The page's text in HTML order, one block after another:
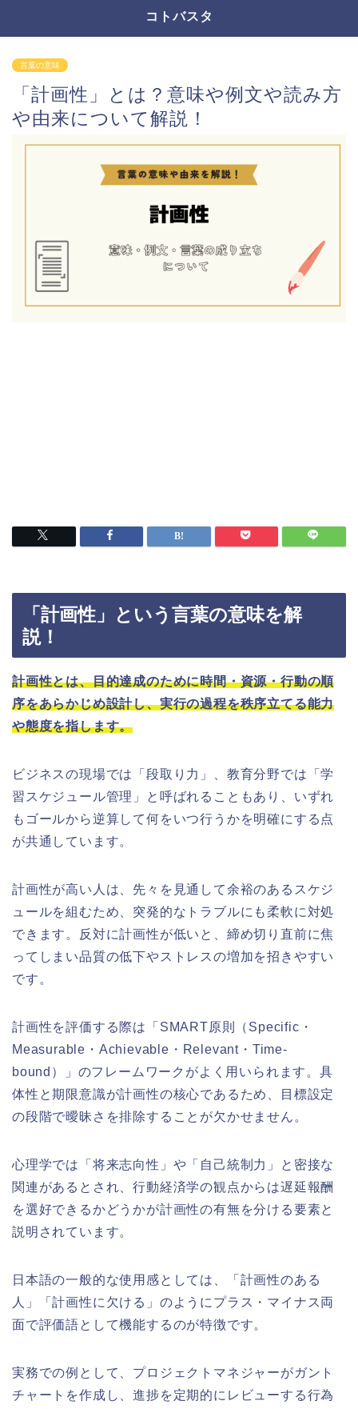
コトバスタ
言葉の意味
「計画性」とは？意味や例文や読み方
や由来について解説！
「計画性」という言葉の意味を解
説！
計画性とは、目的達成のために時間・資源・行動の順
序をあらかじめ設計し、実行の過程を秩序立てる能力
や態度を指します。
ビジネスの現場では「段取り力」、教育分野では「学
習スケジュール管理」と呼ばれることもあり、いずれ
もゴールから逆算して何をいつ行うかを明確にする点
が共通しています。
計画性が高い人は、先々を見通して余裕のあるスケジ
ュールを組むため、突発的なトラブルにも柔軟に対処
できます。反対に計画性が低いと、締め切り直前に焦
ってしまい品質の低下やストレスの増加を招きやすい
です。
計画性を評価する際は「SMART原則（Specific・
Measurable・Achievable・Relevant・Time-
bound）」のフレームワークがよく用いられます。具
体性と期限意識が計画性の核心であるため、目標設定
の段階で曖昧さを排除することが欠かせません。
心理学では「将来志向性」や「自己統制力」と密接な
関連があるとされ、行動経済学の観点からは遅延報酬
を選好できるかどうかが計画性の有無を分ける要素と
説明されています。
日本語の一般的な使用感としては、「計画性のある
人」「計画性に欠ける」のようにプラス・マイナス両
面で評価語として機能するのが特徴です。
実務での例として、プロジェクトマネジャーがガント
チャートを作成し、進捗を定期的にレビューする行為